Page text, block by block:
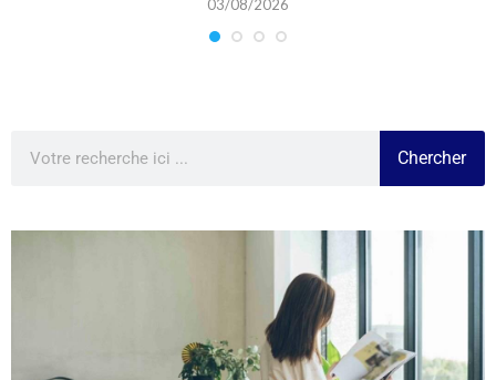
03/08/2026
Chercher